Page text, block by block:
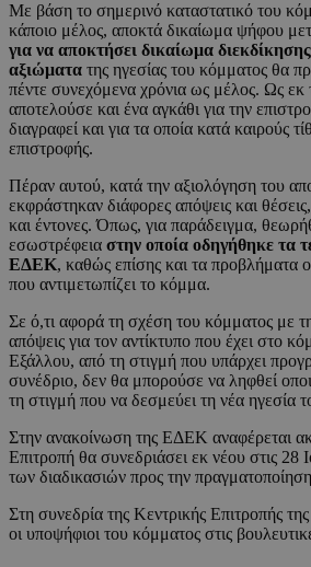
Με βάση το σημερινό καταστατικό του
κάποιο μέλος, αποκτά δικαίωμα ψήφου
για να αποκτήσει δικαίωμα
αξιώματα της ηγεσίας του κόμματος θα
πέντε συνεχόμενα χρόνια ως μέλος. Ως εκ
αποτελούσε και ένα αγκάθι για την
διαγραφεί και για τα οποία κατά καιρούς
επιστροφής.
Πέραν αυτού, κατά την αξιολόγηση του
εκφράστηκαν διάφορες απόψεις και
και έντονες. Όπως, για παράδειγμα,
εσωστρέφεια στην οποία οδηγήθηκε τα
ΕΔΕΚ, καθώς επίσης και τα προβλήματα
που αντιμετωπίζει το κόμμα.
Σε ό,τι αφορά τη σχέση του κόμματος με
απόψεις για τον αντίκτυπο που έχει στο
Εξάλλου, από τη στιγμή που υπάρχει
συνέδριο, δεν θα μπορούσε να ληφθεί
τη στιγμή που να δεσμεύει τη νέα ηγεσία
Στην ανακοίνωση της ΕΔΕΚ αναφέρεται
Επιτροπή θα συνεδριάσει εκ νέου στις 28
των διαδικασιών προς την
Στη συνεδρία της Κεντρικής Επιτροπής
οι υποψήφιοι του κόμματος στις